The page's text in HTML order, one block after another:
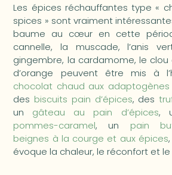
Les épices réchauffantes type «
spices » sont vraiment
baume au cœur en cette
cannelle, la muscade, l’anis
gingembre, la cardamome, le clou
d’orange peuvent être mis à
chocolat chaud aux adaptogènes
des biscuits pain d’épices, des
un gâteau au pain d’épices,
pommes-caramel, un pain
beignes à la courge et aux épices
évoque la chaleur, le réconfort et